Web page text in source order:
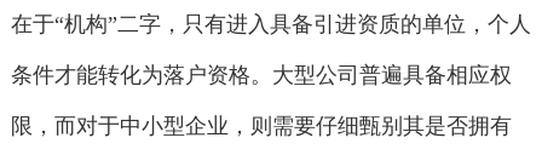
在于“机构”二字，只有进入具备引进资质的单位，个人
条件才能转化为落户资格。大型公司普遍具备相应权
限，而对于中小型企业，则需要仔细甄别其是否拥有